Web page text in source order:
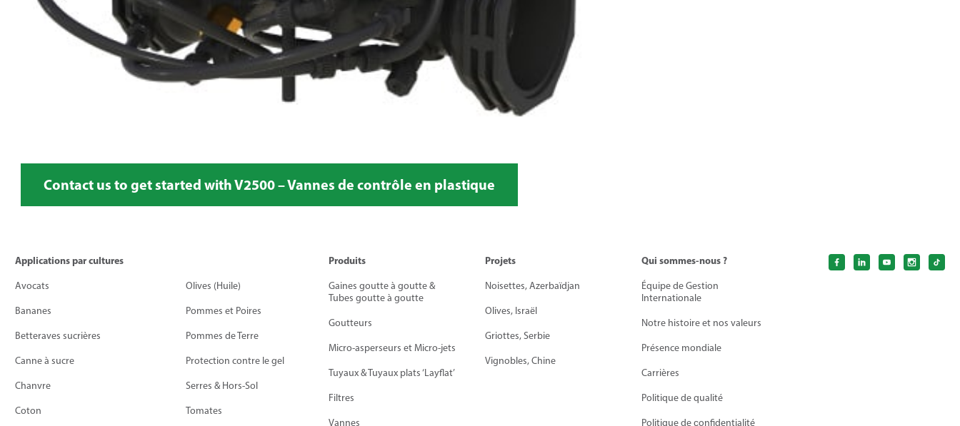
Contact us to get started with V2500 – Vannes de contrôle en plastique
Applications par cultures
Avocats
Bananes
Betteraves sucrières
Canne à sucre
Chanvre
Coton
Olives (Huile)
Pommes et Poires
Pommes de Terre
Protection contre le gel
Serres & Hors-Sol
Tomates
Produits
Gaines goutte à goutte &
Tubes goutte à goutte
Goutteurs
Micro-asperseurs et Micro-jets
Tuyaux & Tuyaux plats ‘Layflat’
Filtres
Vannes
Projets
Noisettes, Azerbaïdjan
Olives, Israël
Griottes, Serbie
Vignobles, Chine
Qui sommes-nous ?
Équipe de Gestion
Internationale
Notre histoire et nos valeurs
Présence mondiale
Carrières
Politique de qualité
Politique de сonfidentialité